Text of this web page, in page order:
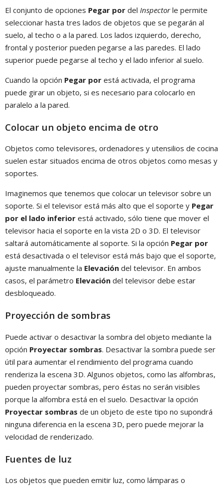
El conjunto de opciones Pegar por del Inspectorle permite
seleccionar hasta tres lados de objetos que se pegarán al
suelo, al techo o a la pared. Los lados izquierdo, derecho,
frontal y posterior pueden pegarse a las paredes. El lado
superior puede pegarse al techo y el lado inferior al suelo.
Cuando la opción Pegar por está activada, el programa
puede girar un objeto, si es necesario para colocarlo en
paralelo a la pared.
Colocar un objeto encima de otro
Objetos como televisores, ordenadores y utensilios de cocina
suelen estar situados encima de otros objetos como mesas y
soportes.
Imaginemos que tenemos que colocar un televisor sobre un
soporte. Si el televisor está más alto que el soporte y Pegar
por el lado inferior está activado, sólo tiene que mover el
televisor hacia el soporte en la vista 2D o 3D. El televisor
saltará automáticamente al soporte. Si la opción Pegar por
está desactivada o el televisor está más bajo que el soporte,
ajuste manualmente la Elevación del televisor. En ambos
casos, el parámetro Elevación del televisor debe estar
desbloqueado.
Proyección de sombras
Puede activar o desactivar la sombra del objeto mediante la
opción Proyectar sombras. Desactivar la sombra puede ser
útil para aumentar el rendimiento del programa cuando
renderiza la escena 3D. Algunos objetos, como las alfombras,
pueden proyectar sombras, pero éstas no serán visibles
porque la alfombra está en el suelo. Desactivar la opción
Proyectar sombras de un objeto de este tipo no supondrá
ninguna diferencia en la escena 3D, pero puede mejorar la
velocidad de renderizado.
Fuentes de luz
Los objetos que pueden emitir luz, como lámparas o